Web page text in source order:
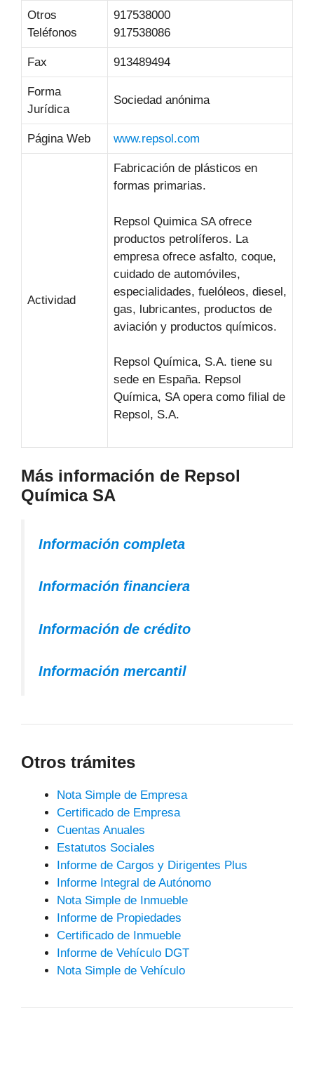
Otros
Teléfonos
917538000
917538086
Fax 913489494
Forma
Jurídica
Sociedad anónima
Página Web www.repsol.com
Actividad
Fabricación de plásticos en
formas primarias.
Repsol Quimica SA ofrece
productos petrolíferos. La
empresa ofrece asfalto, coque,
cuidado de automóviles,
especialidades, fuelóleos, diesel,
gas, lubricantes, productos de
aviación y productos químicos.
Repsol Química, S.A. tiene su
sede en España. Repsol
Química, SA opera como filial de
Repsol, S.A.
Más información de Repsol
Química SA
Información completa
Información financiera
Información de crédito
Información mercantil
Otros trámites
Nota Simple de Empresa
Certificado de Empresa
Cuentas Anuales
Estatutos Sociales
Informe de Cargos y Dirigentes Plus
Informe Integral de Autónomo
Nota Simple de Inmueble
Informe de Propiedades
Certificado de Inmueble
Informe de Vehículo DGT
Nota Simple de Vehículo